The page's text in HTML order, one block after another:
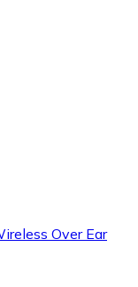
Over Ear